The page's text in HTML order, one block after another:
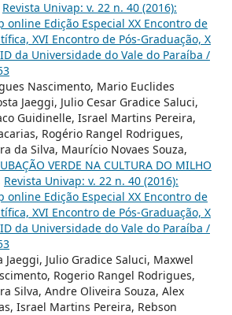
Revista Univap: v. 22 n. 40 (2016):
online Edição Especial XX Encontro de
XVI Encontro de Pós-Graduação, X
da Universidade do Vale do Paraíba /
Nascimento, Mario Euclides
Jaeggi, Julio Cesar Gradice Saluci,
Guidinelle, Israel Martins Pereira,
Rogério Rangel Rodrigues,
da Silva, Maurício Novaes Souza,
VERDE NA CULTURA DO MILHO
Revista Univap: v. 22 n. 40 (2016):
online Edição Especial XX Encontro de
XVI Encontro de Pós-Graduação, X
da Universidade do Vale do Paraíba /
Jaeggi, Julio Gradice Saluci, Maxwel
Rogerio Rangel Rodrigues,
Silva, Andre Oliveira Souza, Alex
Israel Martins Pereira, Rebson